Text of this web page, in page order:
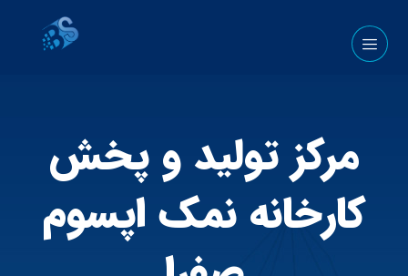
مرکز تولید و پخش
کارخانه نمک اپسوم